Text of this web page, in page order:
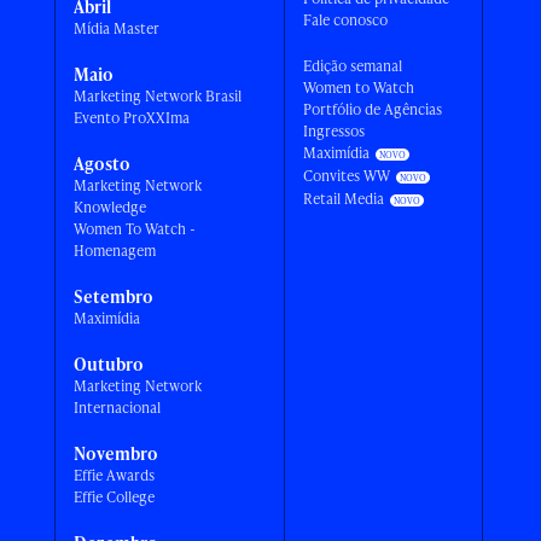
Abril
Mídia Master
Maio
Marketing Network Brasil
Evento ProXXIma
Agosto
Marketing Network
Knowledge
Women To Watch -
Homenagem
Setembro
Maximídia
Outubro
Marketing Network
Internacional
Novembro
Effie Awards
Effie College
Fale conosco
Edição semanal
Women to Watch
Portfólio de Agências
Ingressos
Maximídia
Convites WW
Retail Media